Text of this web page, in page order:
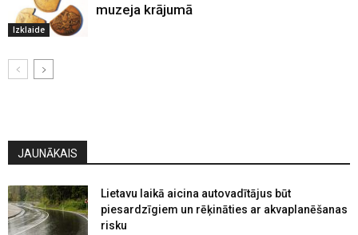
Izklaide
muzeja krājumā
JAUNĀKAIS
Lietavu laikā aicina autovadītājus būt
piesardzīgiem un rēķināties ar akvaplanēšanas
risku